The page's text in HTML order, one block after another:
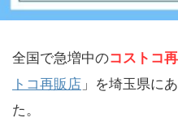
全国で急増中のコストコ
トコ再販店 」を埼玉県に
た。